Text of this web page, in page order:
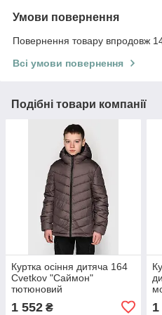
Умови повернення
Повернення товару впродовж
Всі умови повернення
Подібні товари компанії
Куртка осіння дитяча 164
Cvetkov "Саймон"
тютюновий
1 552 ₴ 1